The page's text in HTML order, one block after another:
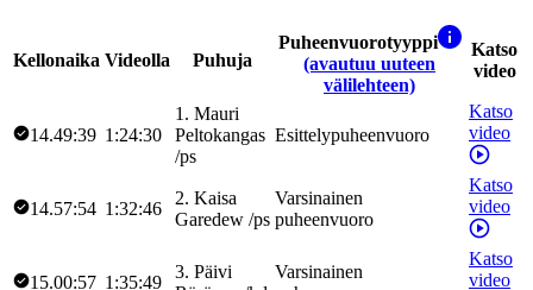
Kellonaika Videolla Puhuja
Puheenvuorotyyppi
(avautuu uuteen
välilehteen)
Katso
video
14.49:39 1:24:30
1 . Mauri
Peltokangas
/ps
Esittelypuheenvuoro
Katso
video
14.57:54 1:32:46
2. Kaisa
Garedew /ps
Varsinainen
puheenvuoro
Katso
video
15.00:57 1:35:49
3. Päivi
Varsinainen
Katso
video